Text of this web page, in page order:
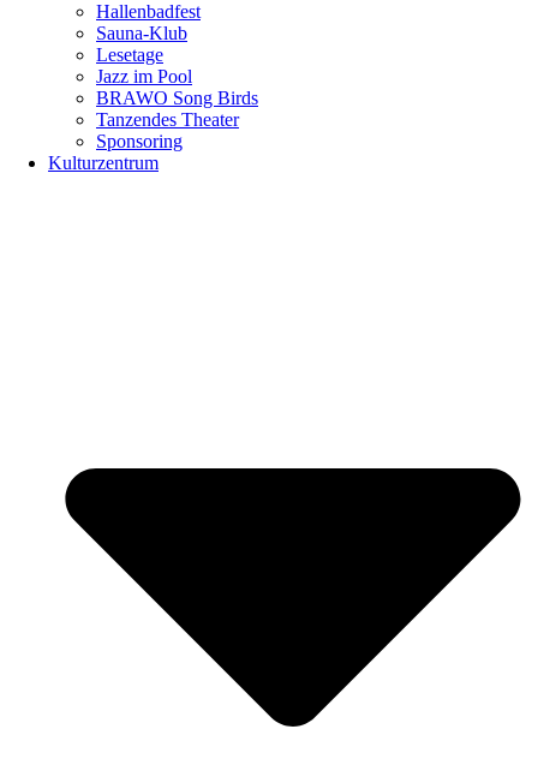
Hallenbadfest
Sauna-Klub
Lesetage
Jazz im Pool
BRAWO Song Birds
Tanzendes Theater
Sponsoring
Kulturzentrum